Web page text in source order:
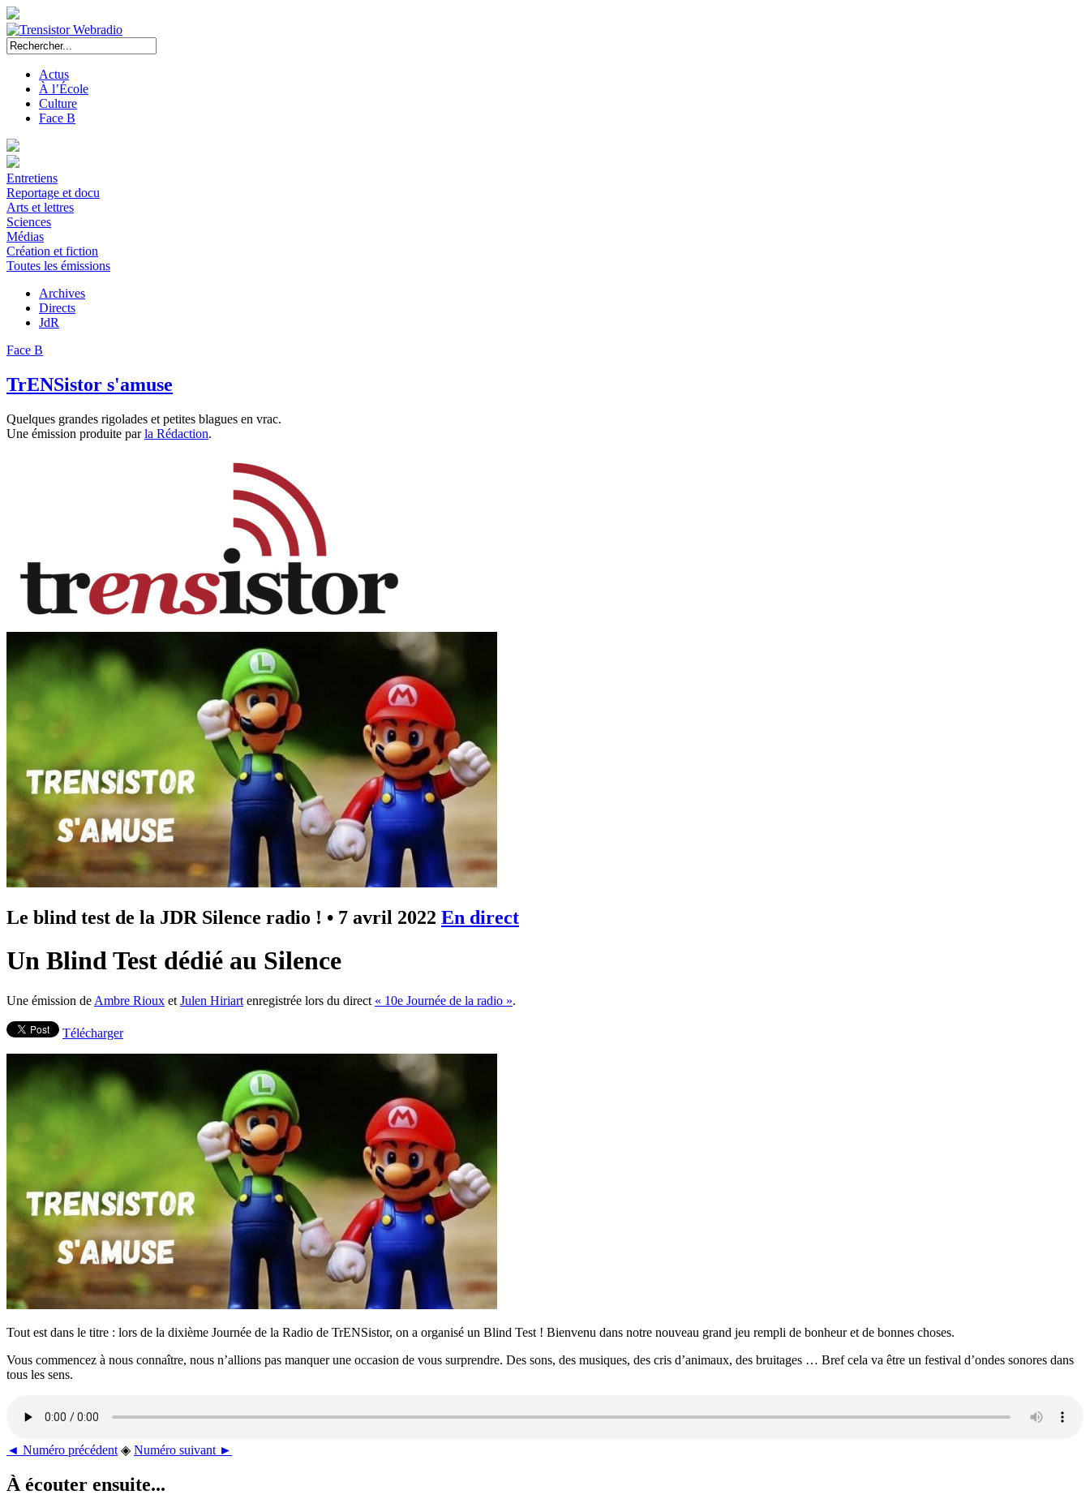
Actus
À l’École
Culture
Face B
Entretiens
Reportage et docu
Arts et lettres
Sciences
Médias
Création et fiction
Toutes les émissions
Archives
Directs
JdR
Face B
TrENSistor s'amuse
Quelques grandes rigolades et petites blagues en vrac.
Une émission produite parla Rédaction.
Le blind test de la JDR Silence radio ! • 7 avril 2022 En direct
Un Blind Test dédié au Silence
Une émission de Ambre Rioux et Julen Hiriart enregistrée lors du direct « 10e Journée de la radio ».
Télécharger
Tout est dans le titre : lors de la dixième Journée de la Radio de TrENSistor, on a organisé un Blind Test ! Bienvenu dans notre nouveau grand jeu rempli de bonheur et de bonnes choses.
Vous commencez à nous connaître, nous n’allions pas manquer une occasion de vous surprendre. Des sons, des musiques, des cris d’animaux, des bruitages … Bref cela va être un festival d’ondes sonores dans
tous les sens.
◄ Numéro précédent ◈ Numéro suivant ►
À écouter ensuite...